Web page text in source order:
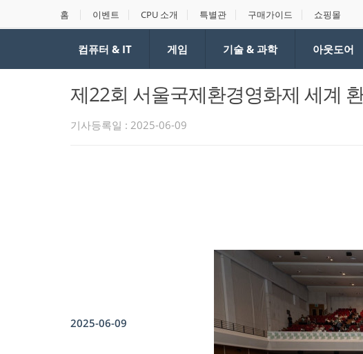
홈 이벤트 CPU 소개 특별관 구매가이드 쇼핑몰
컴퓨터 & IT 게임 기술 & 과학 아웃도어
제22회 서울국제환경영화제 세계
기사등록일 : 2025-06-09
2025-06-09